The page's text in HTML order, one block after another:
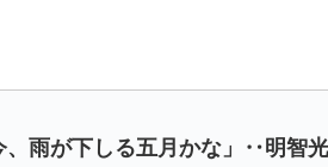
、雨が下しる五月かな」‥明智